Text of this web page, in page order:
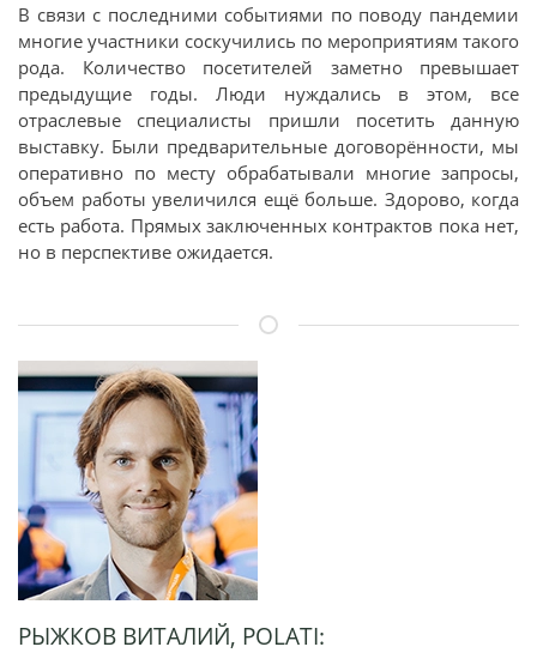
В связи с последними событиями по поводу пандемии
многие участники соскучились по мероприятиям такого
рода. Количество посетителей заметно превышает
предыдущие годы. Люди нуждались в этом, все
отраслевые специалисты пришли посетить данную
выставку. Были предварительные договорённости, мы
оперативно по месту обрабатывали многие запросы,
объем работы увеличился ещё больше. Здорово, когда
есть работа. Прямых заключенных контрактов пока нет,
но в перспективе ожидается.
РЫЖКОВ ВИТАЛИЙ, POLATI: